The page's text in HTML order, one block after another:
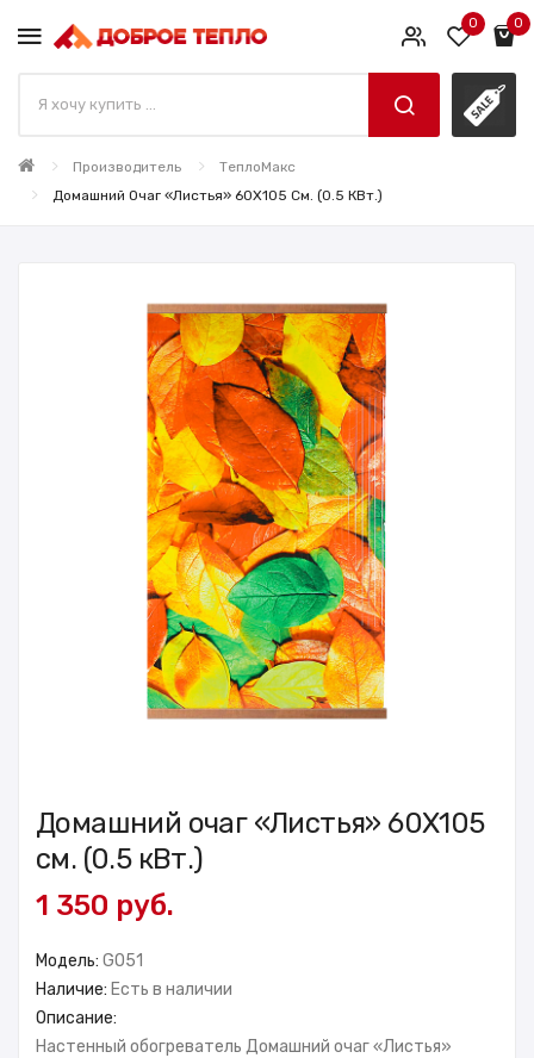
0 0
Производитель
ТеплоМакс
Домашний Очаг «Листья» 60X105 См. (0.5 КВт.)
Домашний очаг «Листья» 60X105
см. (0.5 кВт.)
1 350 руб.
Модель: GO51
Наличие: Есть в наличии
Описание:
Настенный обогреватель Домашний очаг «Листья»